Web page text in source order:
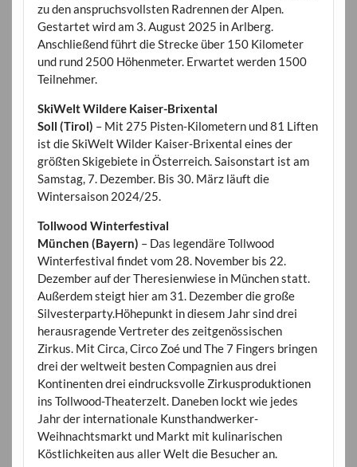
zu den anspruchsvollsten Radrennen der Alpen.
Gestartet wird am 3. August 2025 in Arlberg.
Anschließend führt die Strecke über 150 Kilometer
und rund 2500 Höhenmeter. Erwartet werden 1500
Teilnehmer.
SkiWelt Wildere Kaiser-Brixental
Soll (Tirol) – Mit 275 Pisten-Kilometern und 81 Liften
ist die SkiWelt Wilder Kaiser-Brixental eines der
größten Skigebiete in Österreich. Saisonstart ist am
Samstag, 7. Dezember. Bis 30. März läuft die
Wintersaison 2024/25.
Tollwood Winterfestival
München (Bayern) – Das legendäre Tollwood
Winterfestival findet vom 28. November bis 22.
Dezember auf der Theresienwiese in München statt.
Außerdem steigt hier am 31. Dezember die große
Silvesterparty.Höhepunkt in diesem Jahr sind drei
herausragende Vertreter des zeitgenössischen
Zirkus. Mit Circa, Circo Zoé und The 7 Fingers bringen
drei der weltweit besten Compagnien aus drei
Kontinenten drei eindrucksvolle Zirkusproduktionen
ins Tollwood-Theaterzelt. Daneben lockt wie jedes
Jahr der internationale Kunsthandwerker-
Weihnachtsmarkt und Markt mit kulinarischen
Köstlichkeiten aus aller Welt die Besucher an.